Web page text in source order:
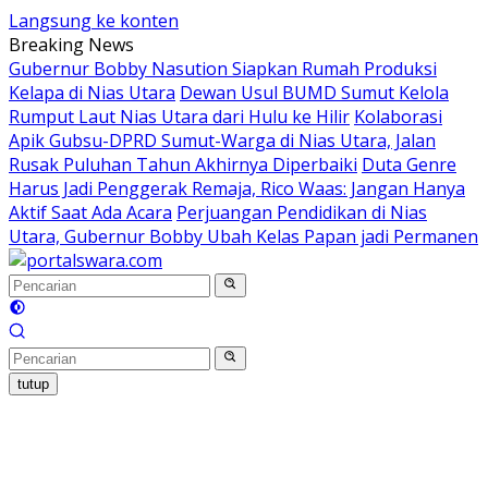
Langsung ke konten
Breaking News
Gubernur Bobby Nasution Siapkan Rumah Produksi
Kelapa di Nias Utara Dewan Usul BUMD Sumut Kelola
Rumput Laut Nias Utara dari Hulu ke Hilir Kolaborasi
Apik Gubsu-DPRD Sumut-Warga di Nias Utara, Jalan
Rusak Puluhan Tahun Akhirnya Diperbaiki Duta Genre
Harus Jadi Penggerak Remaja, Rico Waas: Jangan Hanya
Aktif Saat Ada Acara Perjuangan Pendidikan di Nias
Utara, Gubernur Bobby Ubah Kelas Papan jadi Permanen
tutup